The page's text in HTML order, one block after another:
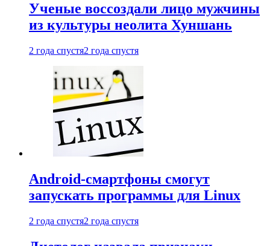
Ученые воссоздали лицо мужчины
из культуры неолита Хуншань
2 года спустя2 года спустя
Android-смартфоны смогут
запускать программы для Linux
2 года спустя2 года спустя